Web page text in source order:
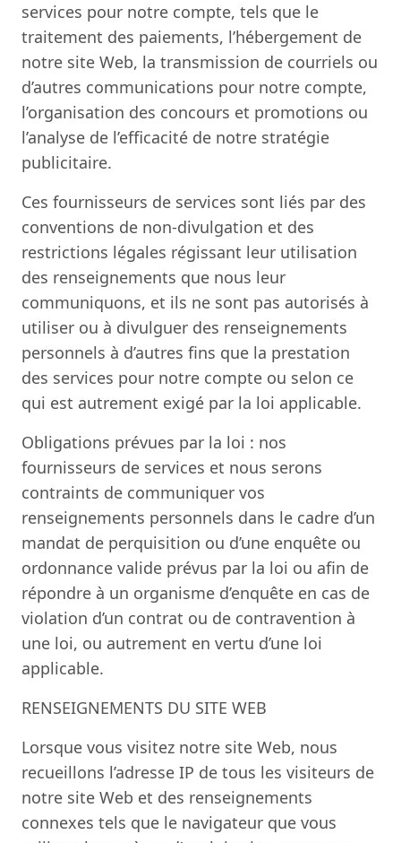
services pour notre compte, tels que le
traitement des paiements, l’hébergement de
notre site Web, la transmission de courriels ou
d’autres communications pour notre compte,
l’organisation des concours et promotions ou
l’analyse de l’efficacité de notre stratégie
publicitaire.
Ces fournisseurs de services sont liés par des
conventions de non-divulgation et des
restrictions légales régissant leur utilisation
des renseignements que nous leur
communiquons, et ils ne sont pas autorisés à
utiliser ou à divulguer des renseignements
personnels à d’autres fins que la prestation
des services pour notre compte ou selon ce
qui est autrement exigé par la loi applicable.
Obligations prévues par la loi : nos
fournisseurs de services et nous serons
contraints de communiquer vos
renseignements personnels dans le cadre d’un
mandat de perquisition ou d’une enquête ou
ordonnance valide prévus par la loi ou afin de
répondre à un organisme d’enquête en cas de
violation d’un contrat ou de contravention à
une loi, ou autrement en vertu d’une loi
applicable.
RENSEIGNEMENTS DU SITE WEB
Lorsque vous visitez notre site Web, nous
recueillons l’adresse IP de tous les visiteurs de
notre site Web et des renseignements
connexes tels que le navigateur que vous